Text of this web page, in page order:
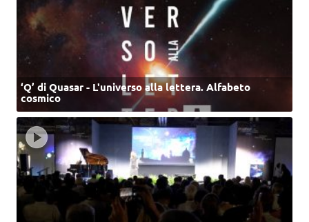
‘Q’ di Quasar - L'universo alla lettera. Alfabeto
cosmico